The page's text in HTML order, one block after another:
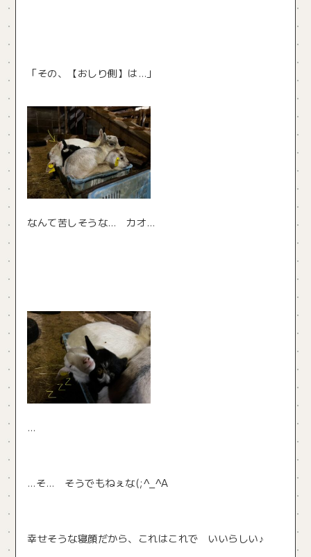
「その、【おしり側】は…」
なんて苦しそうな… カオ…
…
…そ… そうでもねぇな(;^_^A
幸せそうな寝顔だから、これはこれで いいらしい♪